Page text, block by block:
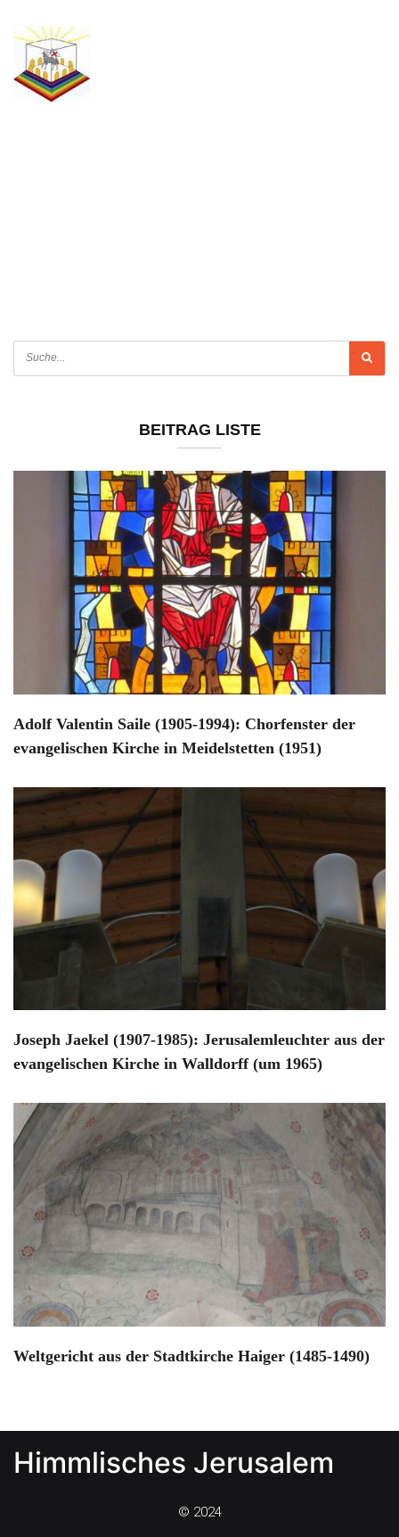
BEITRAG LISTE
Adolf Valentin Saile (1905-1994): Chorfenster der
evangelischen Kirche in Meidelstetten (1951)
Joseph Jaekel (1907-1985): Jerusalemleuchter aus der
evangelischen Kirche in Walldorff (um 1965)
Weltgericht aus der Stadtkirche Haiger (1485-1490)
Himmlisches Jerusalem
© 2024